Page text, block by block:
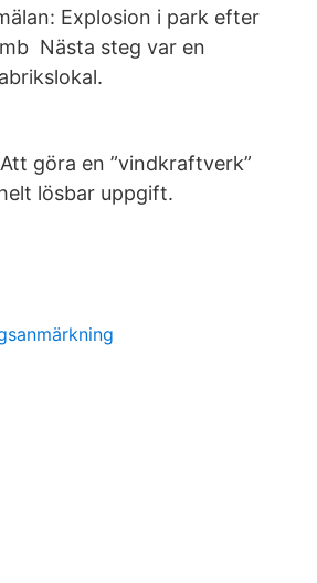
Explosion i park efter
Nästa steg var en
göra en ”vindkraftverk”
lösbar uppgift.